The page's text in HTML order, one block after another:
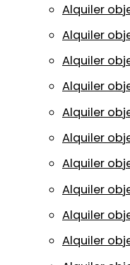
Alquiler
Alquiler
Alquiler
Alquiler
Alquiler
Alquiler
Alquiler
Alquiler
Alquiler
Alquiler